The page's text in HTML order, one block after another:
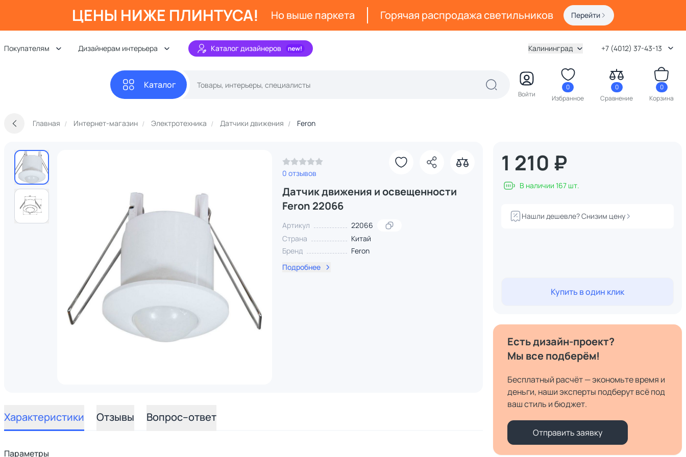
ЦЕНЫ НИЖЕ ПЛИНТУСА! Но выше паркета Горячая распродажа светильников Перейти
Покупателям Дизайнерам интерьера Каталог дизайнеров Калининград +7 (4012) 37-43-13
Каталог
Войти
0
Избранное
0
Сравнение
0
Корзина
Главная Интернет-магазин Электротехника Датчики движения Feron
0 отзывов
Датчик движения и освещенности
Feron 22066
Артикул
22066
Страна
Китай
Бренд
Feron
Подробнее
Характеристики Отзывы Вопрос–ответ
Параметры
1 210 ₽
В наличии 167 шт.
Нашли дешевле? Снизим цену
Купить в один клик
Есть дизайн-проект?
Мы все подберём!
Бесплатный расчёт — экономьте время и
деньги, наши эксперты подберут всё под
ваш стиль и бюджет.
Отправить заявку